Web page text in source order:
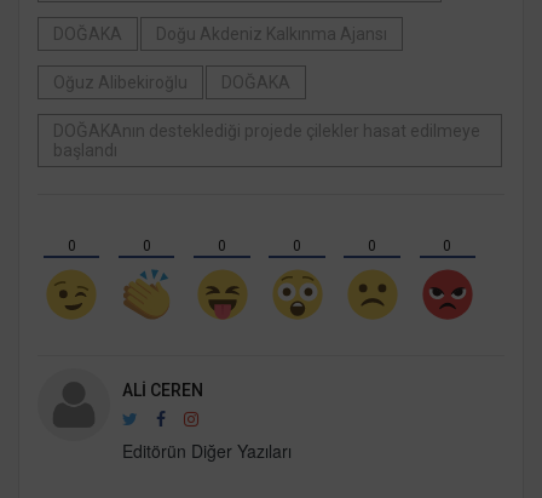
DOĞAKA Doğu Akdeniz Kalkınma Ajansı
Oğuz Alibekiroğlu DOĞAKA
DOĞAKAnın desteklediği projede çilekler hasat edilmeye
başlandı
0 0 0 0 0 0
ALI CEREN
Editörün Diğer Yazıları